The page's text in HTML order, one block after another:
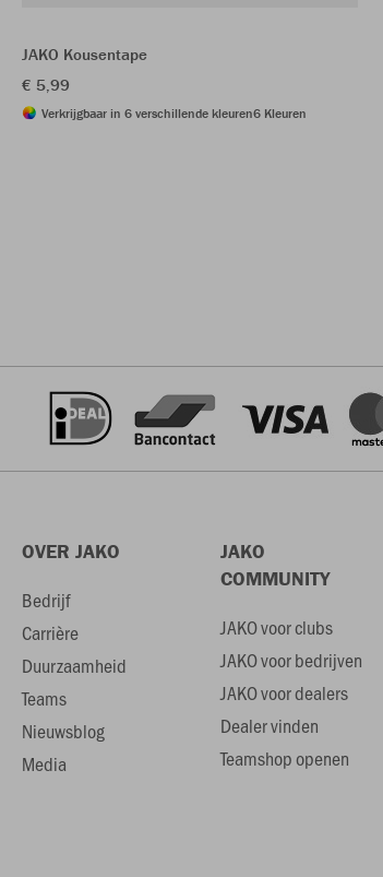
JAKO Kousentape
€ 5,99
Verkrijgbaar in 6 verschillende kleuren6 Kleuren
OVER JAKO
Bedrijf
Carrière
Duurzaamheid
Teams
Nieuwsblog
Media
JAKO
COMMUNITY
JAKO voor clubs
JAKO voor bedrijven
JAKO voor dealers
Dealer vinden
Teamshop openen